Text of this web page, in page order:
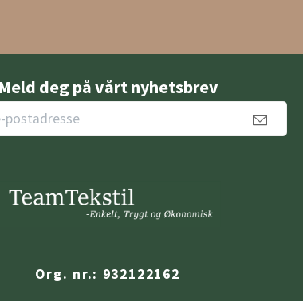
Meld deg på vårt nyhetsbrev
Org. nr.: 932122162